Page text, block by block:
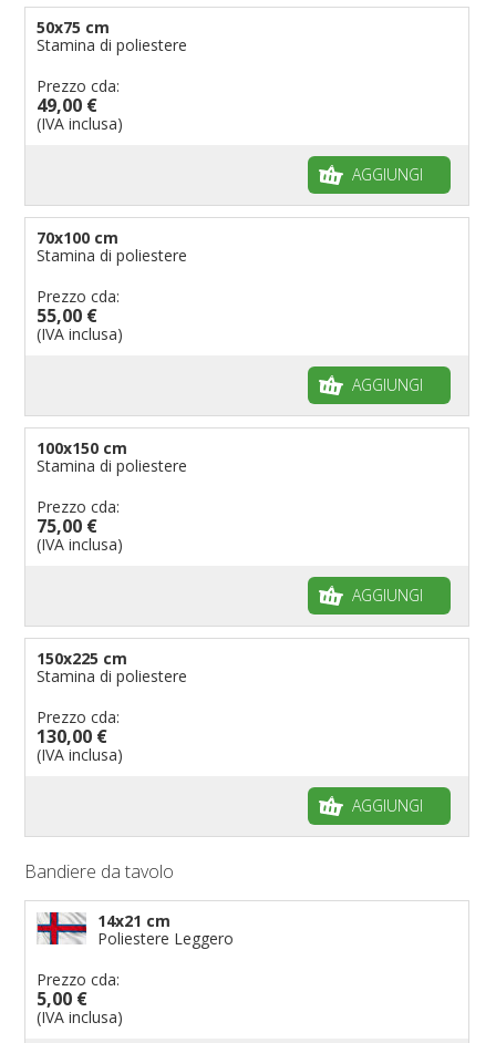
50x75 cm
Stamina di poliestere
Prezzo cda:
49,00 €
(IVA inclusa)
AGGIUNGI
70x100 cm
Stamina di poliestere
Prezzo cda:
55,00 €
(IVA inclusa)
AGGIUNGI
100x150 cm
Stamina di poliestere
Prezzo cda:
75,00 €
(IVA inclusa)
AGGIUNGI
150x225 cm
Stamina di poliestere
Prezzo cda:
130,00 €
(IVA inclusa)
AGGIUNGI
Bandiere da tavolo
14x21 cm
Poliestere Leggero
Prezzo cda:
5,00 €
(IVA inclusa)